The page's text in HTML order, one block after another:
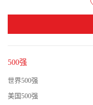
500强
世界500强
美国500强